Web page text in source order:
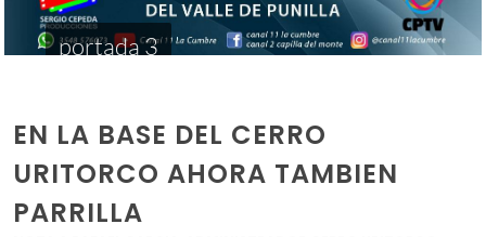
portada 3
EN LA BASE DEL CERRO
URITORCO AHORA TAMBIEN
PARRILLA